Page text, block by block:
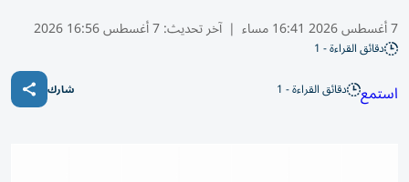
7 أغسطس 2026 16:41 مساء | آخر تحديث:7 أغسطس 16:56 2026
دقائق القراءة - 1
استمع دقائق القراءة - 1 شارك